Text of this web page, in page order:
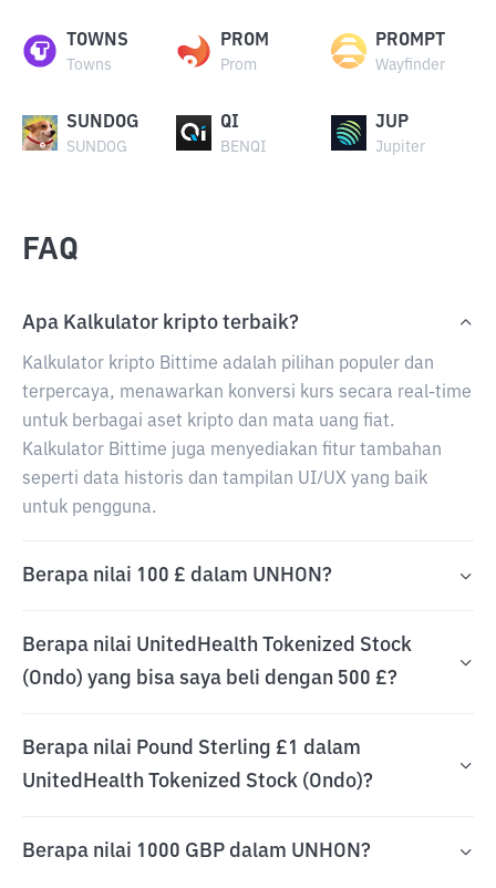
TOWNS
Towns
PROM
Prom
PROMPT
Wayfinder
SUNDOG
SUNDOG
QI
BENQI
JUP
Jupiter
FAQ
Apa Kalkulator kripto terbaik?
Kalkulator kripto Bittime adalah pilihan populer dan
terpercaya, menawarkan konversi kurs secara real-time
untuk berbagai aset kripto dan mata uang fiat.
Kalkulator Bittime juga menyediakan fitur tambahan
seperti data historis dan tampilan UI/UX yang baik
untuk pengguna.
Berapa nilai 100 £ dalam UNHON?
Berapa nilai UnitedHealth Tokenized Stock
(Ondo) yang bisa saya beli dengan 500 £?
Berapa nilai Pound Sterling £1 dalam
UnitedHealth Tokenized Stock (Ondo)?
Berapa nilai 1000 GBP dalam UNHON?